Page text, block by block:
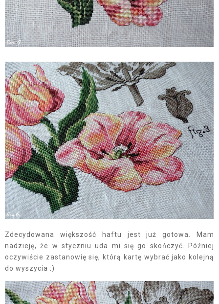
Zdecydowana większość haftu jest już gotowa. Mam
nadzieję, że w styczniu uda mi się go skończyć. Później
oczywiście zastanowię się, którą kartę wybrać jako kolejną
do wyszycia :)